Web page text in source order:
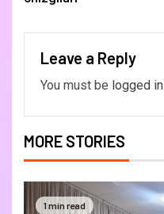
Leave a Reply
You must be logged in
MORE STORIES
1 min read